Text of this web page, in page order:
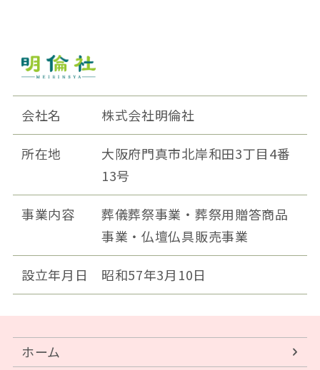
会社名 株式会社明倫社
所在地
大阪府門真市北岸和田3丁目4番
13号
事業内容
葬儀葬祭事業・葬祭用贈答商品
事業・仏壇仏具販売事業
設立年月日 昭和57年3月10日
ホーム